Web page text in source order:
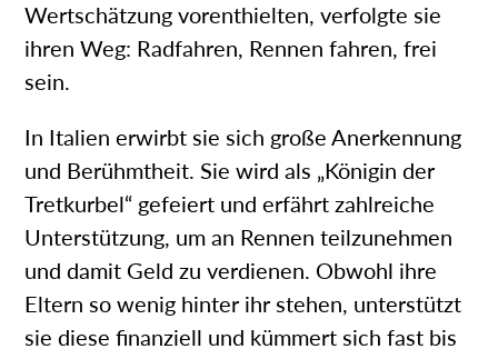
Wertschätzung vorenthielten, verfolgte sie
ihren Weg: Radfahren, Rennen fahren, frei
sein.
In Italien erwirbt sie sich große Anerkennung
und Berühmtheit. Sie wird als „Königin der
Tretkurbel“ gefeiert und erfährt zahlreiche
Unterstützung, um an Rennen teilzunehmen
und damit Geld zu verdienen. Obwohl ihre
Eltern so wenig hinter ihr stehen, unterstützt
sie diese finanziell und kümmert sich fast bis